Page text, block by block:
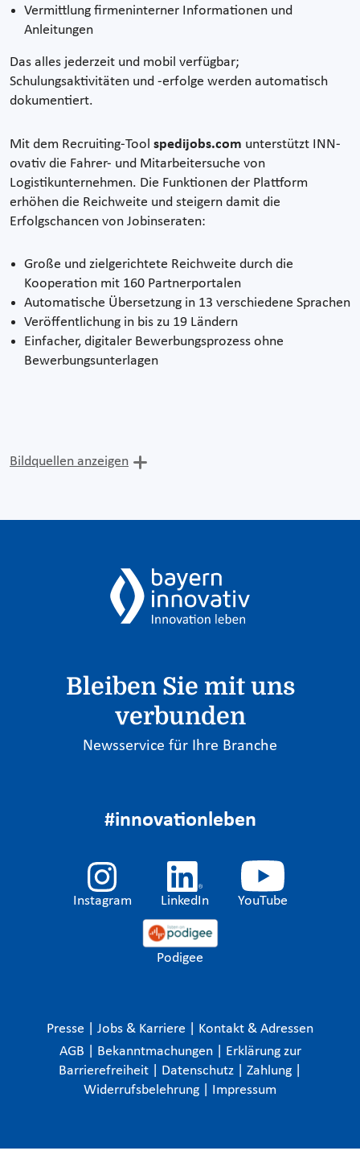
Vermittlung firmeninterner Informationen und
Anleitungen
Das alles jederzeit und mobil verfügbar;
Schulungsaktivitäten und -erfolge werden automatisch
dokumentiert.
Mit dem Recruiting-Tool spedijobs.com unterstützt INN-
ovativ die Fahrer- und Mitarbeitersuche von
Logistikunternehmen. Die Funktionen der Plattform
erhöhen die Reichweite und steigern damit die
Erfolgschancen von Jobinseraten:
Große und zielgerichtete Reichweite durch die
Kooperation mit 160 Partnerportalen
Automatische Übersetzung in 13 verschiedene Sprachen
Veröffentlichung in bis zu 19 Ländern
Einfacher, digitaler Bewerbungsprozess ohne
Bewerbungsunterlagen
Bildquellen anzeigen
Bleiben Sie mit uns
verbunden
Newsservice für Ihre Branche
#innovationleben
Instagram LinkedIn YouTube
Podigee
Presse Jobs & Karriere
Kontakt & Adressen
AGB
Bekanntmachungen
Erklärung zur
Barrierefreiheit
Datenschutz Zahlung
Widerrufsbelehrung
Impressum